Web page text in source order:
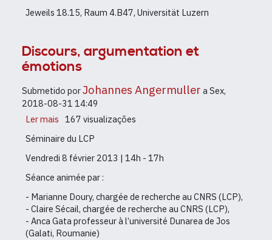
Jeweils 18.15, Raum 4.B47, Universität Luzern
Discours, argumentation et
émotions
Submetido porJohannes Angermuller aSex,
2018-08-31 14:49
Ler mais sobre
argumentation
et
167 visualizações
Séminaire du LCP
Vendredi 8 février 2013 | 14h - 17h
Séance animée par :
- Marianne Doury, chargée de recherche au CNRS (LCP),
- Claire Sécail, chargée de recherche au CNRS (LCP),
- Anca Gata professeur à l’université Dunarea de Jos
(Galati, Roumanie)